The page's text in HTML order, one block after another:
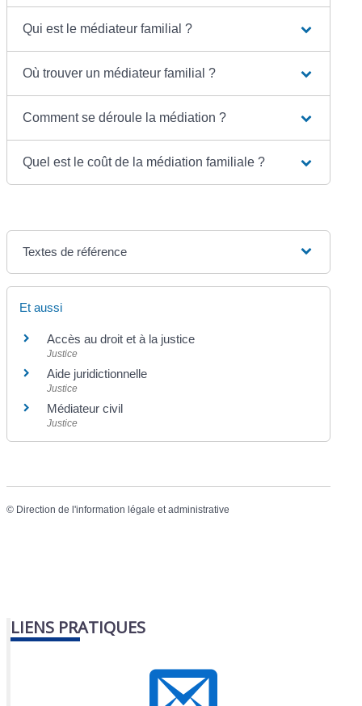
Qui est le médiateur familial ?
Où trouver un médiateur familial ?
Comment se déroule la médiation ?
Quel est le coût de la médiation familiale ?
Textes de référence
Et aussi
Accès au droit et à la justice
Justice
Aide juridictionnelle
Justice
Médiateur civil
Justice
© Direction de l'information légale et administrative
LIENS PRATIQUES